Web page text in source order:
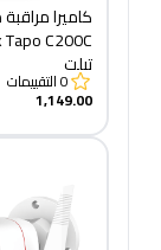
تيلت
0التقييمات
1,149.00